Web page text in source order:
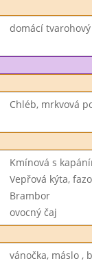
domácí
Chléb, mrkvová
Kmínová s
Vepřová kýta,
Brambor
ovocný čaj
vánočka, máslo ,